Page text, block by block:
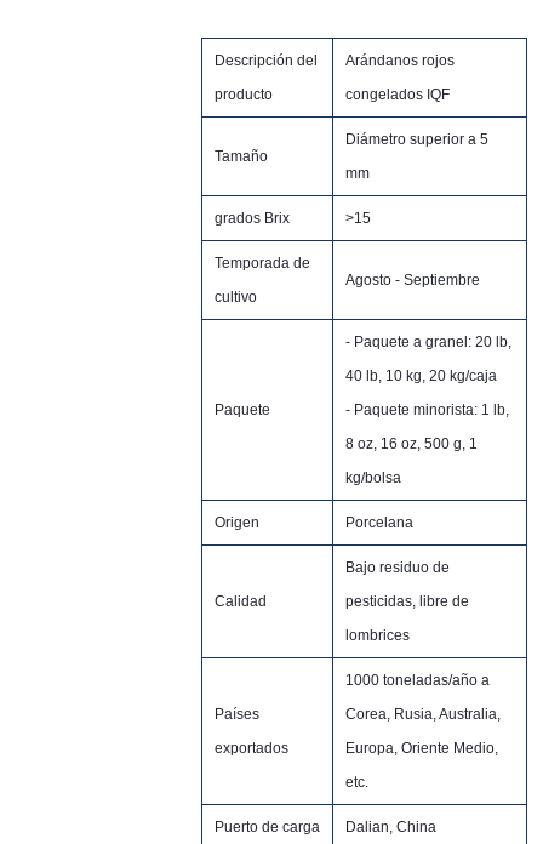
Descripción del
producto
Arándanos rojos
congelados IQF
Tamaño
Diámetro superior a 5
mm
grados Brix >15
Temporada de
cultivo
Agosto - Septiembre
Paquete
- Paquete a granel: 20 lb,
40 lb, 10 kg, 20 kg/caja
- Paquete minorista: 1 lb,
8 oz, 16 oz, 500 g, 1
kg/bolsa
Origen Porcelana
Calidad
Bajo residuo de
pesticidas, libre de
lombrices
Países
exportados
1000 toneladas/año a
Corea, Rusia, Australia,
Europa, Oriente Medio,
etc.
Puerto de carga Dalian, China